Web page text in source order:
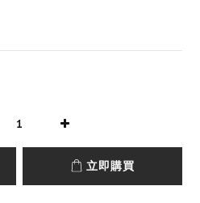
立即購買